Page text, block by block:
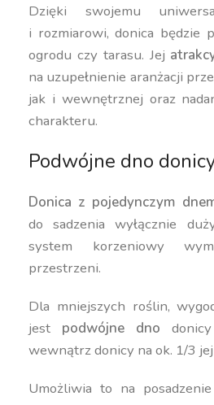
Dzięki swojemu
i rozmiarowi, donica będzie
ogrodu czy tarasu. Jej
na uzupełnienie aranżacji
jak i wewnętrznej oraz
charakteru.
Podwójne dno
Donica z pojedynczym
do sadzenia wyłącznie
system korzeniowy
przestrzeni.
Dla mniejszych roślin,
jest podwójne dno
wewnątrz donicy na ok. 1/3
Umożliwia to na